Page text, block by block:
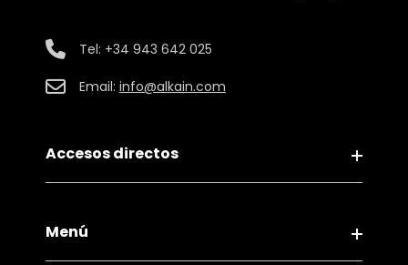
Tel: +34 943 642 025
Email: info@alkain.com
Accesos directos
Menú